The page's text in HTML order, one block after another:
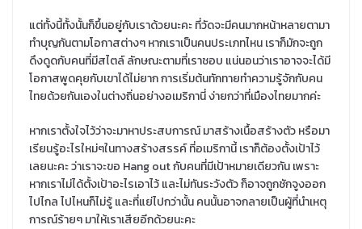
แต่ทั้งนี้ทั้งนั้นก็ขึ้นอยู่กับเราด้วยนะคะ ที่วัดจะมีคนมากหน้าหลายตามา
ทำบุญกันตามโอกาสต่างๆ หากเราเป็นคนประเภทไหน เราก็มักจะถูก
ดึงดูดกับคนที่มีสไตล์ ลักษณะตามที่เราชอบ แน่นอนว่าเราอาจจะได้มี
โอกาสพูดคุยกับเขาได้ไม่ยาก การเริ่มต้นทักทายทำความรู้จักกับคน
ไทยด้วยกันเองในต่างถิ่นอย่างอเมริกานี่ ง่ายกว่าที่เมืองไทยมากค่ะ
หากเราตั้งใจไว้ว่าจะมาหาประสบการณ์ มาสร้างเนื้อสร้างตัว หรือมา
เรียนรู้อะไรใหม่ๆในทางสร้างสรรค์ ที่อเมริกานี้ เราก็ต้องตั้งเป้าไว้
เลยนะคะ ว่าเราจะขอ Hang out กับคนที่มีเป้าหมายเดียวกัน เพราะ
หากเราไม่ได้ตั้งเป้าอะไรเอาไว้ และไม่ทันระวังตัว ก็อาจถูกชักจูงออก
ไปไกล ไปไหนก็ไม่รู้ และที่แย่ไปกว่านั้น คนนั้นอาจกลายเป็นผู้ที่นำเหตุ
การณ์ร้ายๆ มาให้เราเสียอีกด้วยนะคะ